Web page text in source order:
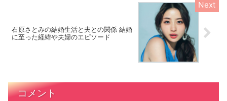
石原さとみの結婚生活と夫との関係 結婚
に至った経緯や夫婦のエピソード
コメント